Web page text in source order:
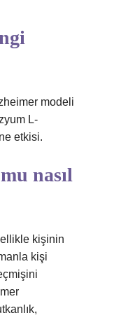
modeli
L-
etkisi.
nasıl
kişinin
kişi